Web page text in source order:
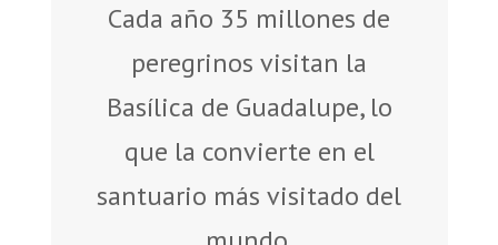
Cada año 35 millones de
peregrinos visitan la
Basílica de Guadalupe, lo
que la convierte en el
santuario más visitado del